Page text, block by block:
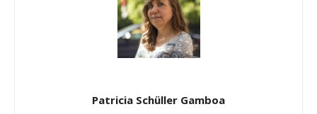
Patricia Schüller Gamboa